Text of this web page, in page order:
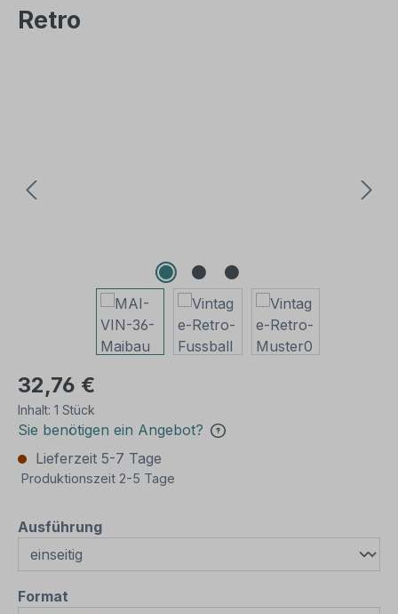
Retro
32,76 €
Inhalt: 1 Stück
Sie benötigen ein Angebot?
Lieferzeit 5-7 Tage
Produktionszeit 2-5 Tage
Ausführungauswählen
Format